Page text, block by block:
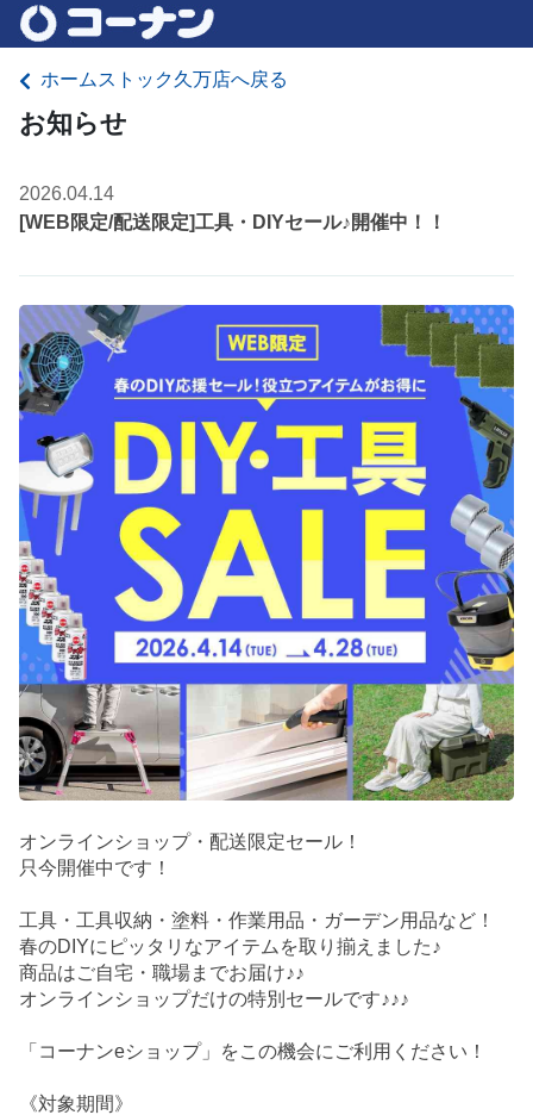
ホームストック久万店へ戻る
お知らせ
2026.04.14
[WEB限定/配送限定]工具・DIYセール♪開催中！！
オンラインショップ・配送限定セール！
只今開催中です！
工具・工具収納・塗料・作業用品・ガーデン用品など！
春のDIYにピッタリなアイテムを取り揃えました♪
商品はご自宅・職場までお届け♪♪
オンラインショップだけの特別セールです♪♪♪
「コーナンeショップ」をこの機会にご利用ください！
《対象期間》